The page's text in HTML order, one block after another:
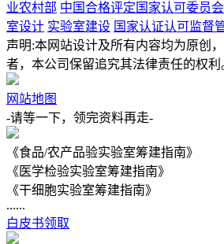
业农村部 中国合格评定国家认可委员会
室设计 实验室建设 国家认证认可监督
声明:本网站设计及所有内容均为原创
者，本公司保留追究其法律责任的权利
网站地图
-请等一下，领完资料再走-
《食品/农产品验实验室筹建指南》
《医学检验实验室筹建指南》
《干细胞实验室筹建指南》
......
白皮书领取